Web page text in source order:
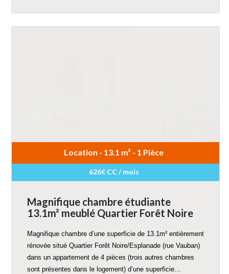
Location - 13.1 m² - 1 Pièce
626€ CC / mois
Magnifique chambre étudiante
13.1m² meublé Quartier Forêt Noire
Magnifique chambre d’une superficie de 13.1m² entièrement
rénovée situé Quartier Forêt Noire/Esplanade (rue Vauban)
dans un appartement de 4 pièces (trois autres chambres
sont présentes dans le logement) d’une superficie…